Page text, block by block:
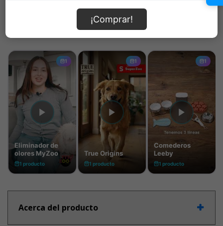
Acerca del producto
¡Comprar!